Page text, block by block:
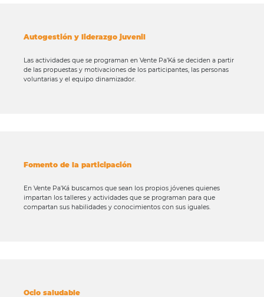
Autogestión y liderazgo juvenil
Las actividades que se programan en Vente Pa’Ká se deciden a partir
de las propuestas y motivaciones de los participantes, las personas
voluntarias y el equipo dinamizador.
Fomento de la participación
En Vente Pa’Ká buscamos que sean los propios jóvenes quienes
impartan los talleres y actividades que se programan para que
compartan sus habilidades y conocimientos con sus iguales.
Ocio saludable